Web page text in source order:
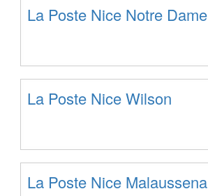
La Poste Nice Notre Dame
La Poste Nice Wilson
La Poste Nice Malaussena